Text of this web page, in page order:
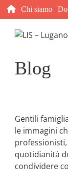
Salta
al
contenuto
Chi siamo
Blog
Gentili
le immagini
quotidianità
condividere